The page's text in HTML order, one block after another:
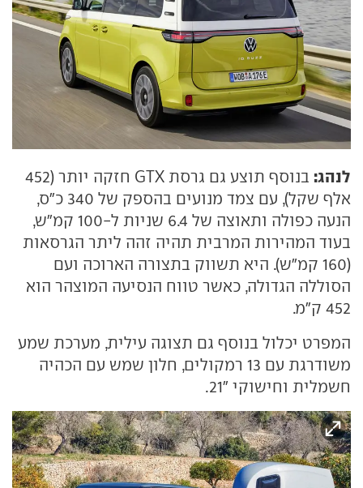
לנהג:
בנוסף תוצע גם גרסת GTX חזקה יותר (452
אלף שקל), עם צמד מנועים בהספק של 340 כ"ס,
הנעה כפולה ותאוצה של 6.4 שניות ל-100 קמ"ש,
בעוד המהירות המרבית תהיה זהה ליתר הגרסאות
(160 קמ"ש). היא תשווק בתצורה הארוכה ועם
הסוללה הגדולה, כאשר טווח הנסיעה המוצהר הוא
452 ק"מ.
המפרט יכלול בנוסף גם תצוגה עילית, מערכת שמע
משודרגת עם 13 רמקולים, חלון שמש עם הכהיה
חשמלית וחישוקי "21.